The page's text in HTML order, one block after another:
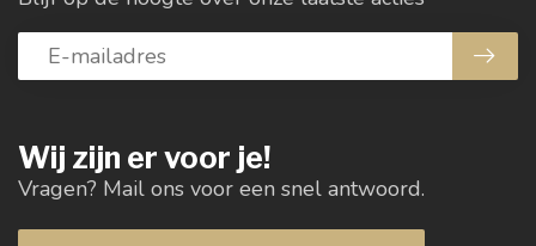
Wij zijn er voor je!
Vragen? Mail ons voor een snel antwoord.